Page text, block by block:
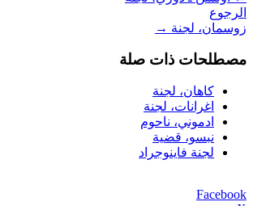
الرجوع
زوسمان، لجنة →
مصطلحات ذات صلة
كاهان، لجنة
اغرانات، لجنة
ادموني، ناحوم
نبسو، قضية
لجنة فاينوجراد
Facebook